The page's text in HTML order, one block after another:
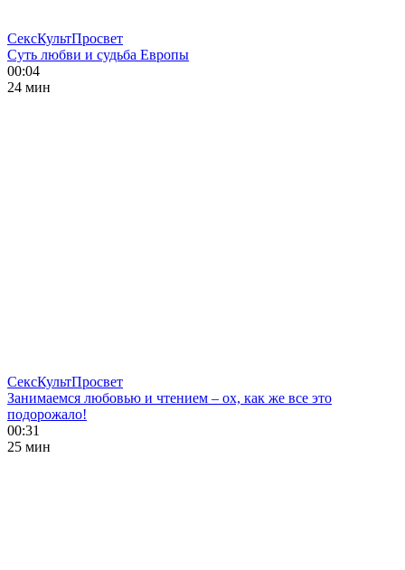
СексКультПросвет
Суть любви и судьба Европы
00:04
24 мин
СексКультПросвет
Занимаемся любовью и чтением – ох, как же все это
подорожало!
00:31
25 мин